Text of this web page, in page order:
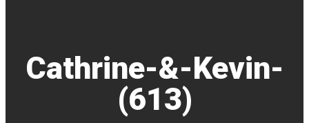
Cathrine-&-Kevin-
(613)